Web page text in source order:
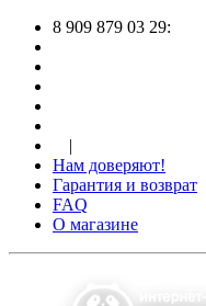
8 909 879 03 29:
|
Нам доверяют!
Гарантия и возврат
FAQ
О магазине